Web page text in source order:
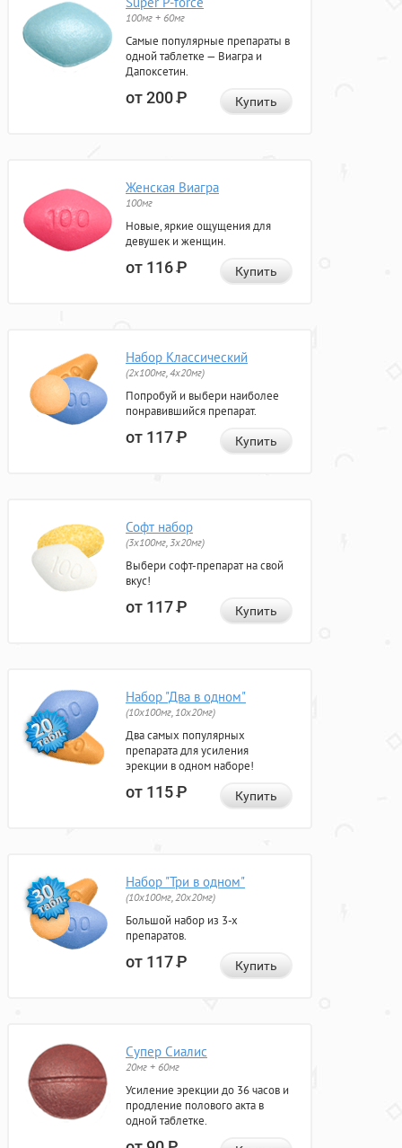
100мг + 60мг
Самые популярные препараты в
одной таблетке — Виагра и
Дапоксетин.
от 200Р Купить
Женская Виагра
100мг
Новые, яркие ощущения для
девушек и женщин.
от 116Р Купить
Набор Классический
(2x100мг, 4x20мг)
Попробуй и выбери наиболее
понравившийся препарат.
от 117Р Купить
Софт набор
(3x100мг, 3x20мг)
Выбери софт-препарат на свой
вкус!
от 117Р Купить
Набор "Два в одном"
(10x100мг, 10x20мг)
Два самых популярных
препарата для усиления
эрекции в одном наборе!
от 115Р Купить
Набор "Три в одном"
(10x100мг, 20x20мг)
Большой набор из 3-х
препаратов.
от 117Р Купить
Супер Сиалис
20мг + 60мг
Усиление эрекции до 36 часов и
продление полового акта в
одной таблетке.